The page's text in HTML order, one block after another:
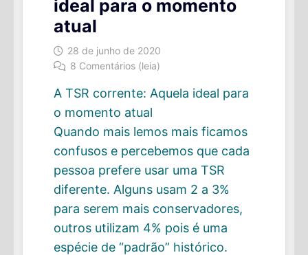
ideal para o momento
atual
28 de junho de 2020
8 Comentários (leia)
A TSR corrente: Aquela ideal para
o momento atual
Quando mais lemos mais ficamos
confusos e percebemos que cada
pessoa prefere usar uma TSR
diferente. Alguns usam 2 a 3%
para serem mais conservadores,
outros utilizam 4% pois é uma
espécie de “padrão” histórico.